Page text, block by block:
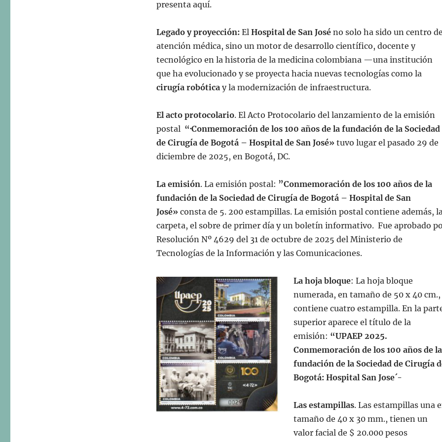
presenta aquí.
Legado y proyección: El Hospital de San Joséno solo ha sido un centro de
atención médica, sino un motor de desarrollo científico, docente y
tecnológico en la historia de la medicina colombiana —una institución
que ha evolucionado y se proyecta hacia nuevas tecnologías como la
cirugía robóticay la modernización de infraestructura.
El acto protocolario. El Acto Protocolario del lanzamiento de la emisión
postal “·Conmemoración de los 100 años de la fundación de la Sociedad
de Cirugía de Bogotá – Hospital de San José» tuvo lugar el pasado 29 de
diciembre de 2025, en Bogotá, DC.
La emisión. La emisión postal: ”Conmemoración de los 100 años de la
fundación de la Sociedad de Cirugía de Bogotá – Hospital de San
José» consta de 5. 200 estampillas. La emisión postal contiene además,
carpeta, el sobre de primer día y un boletín informativo. Fue aprobado
Resolución Nº 4629 del 31 de octubre de 2025 del Ministerio de
Tecnologías de la Información y las Comunicaciones.
La hoja bloque: La hoja bloque
numerada, en tamaño de 50 x 40 cm.,
contiene cuatro estampilla. En la
superior aparece el título de la
emisión: “UPAEP 2025.
Conmemoración de los 100 años de la
fundación de la Sociedad de Cirugía
Bogotá: Hospital San Jose´-
Las estampillas. Las estampillas una
tamaño de 40 x 30 mm., tienen un
valor facial de $ 20.000 pesos